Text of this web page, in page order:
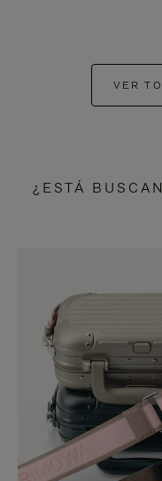
VER
¿ESTÁ